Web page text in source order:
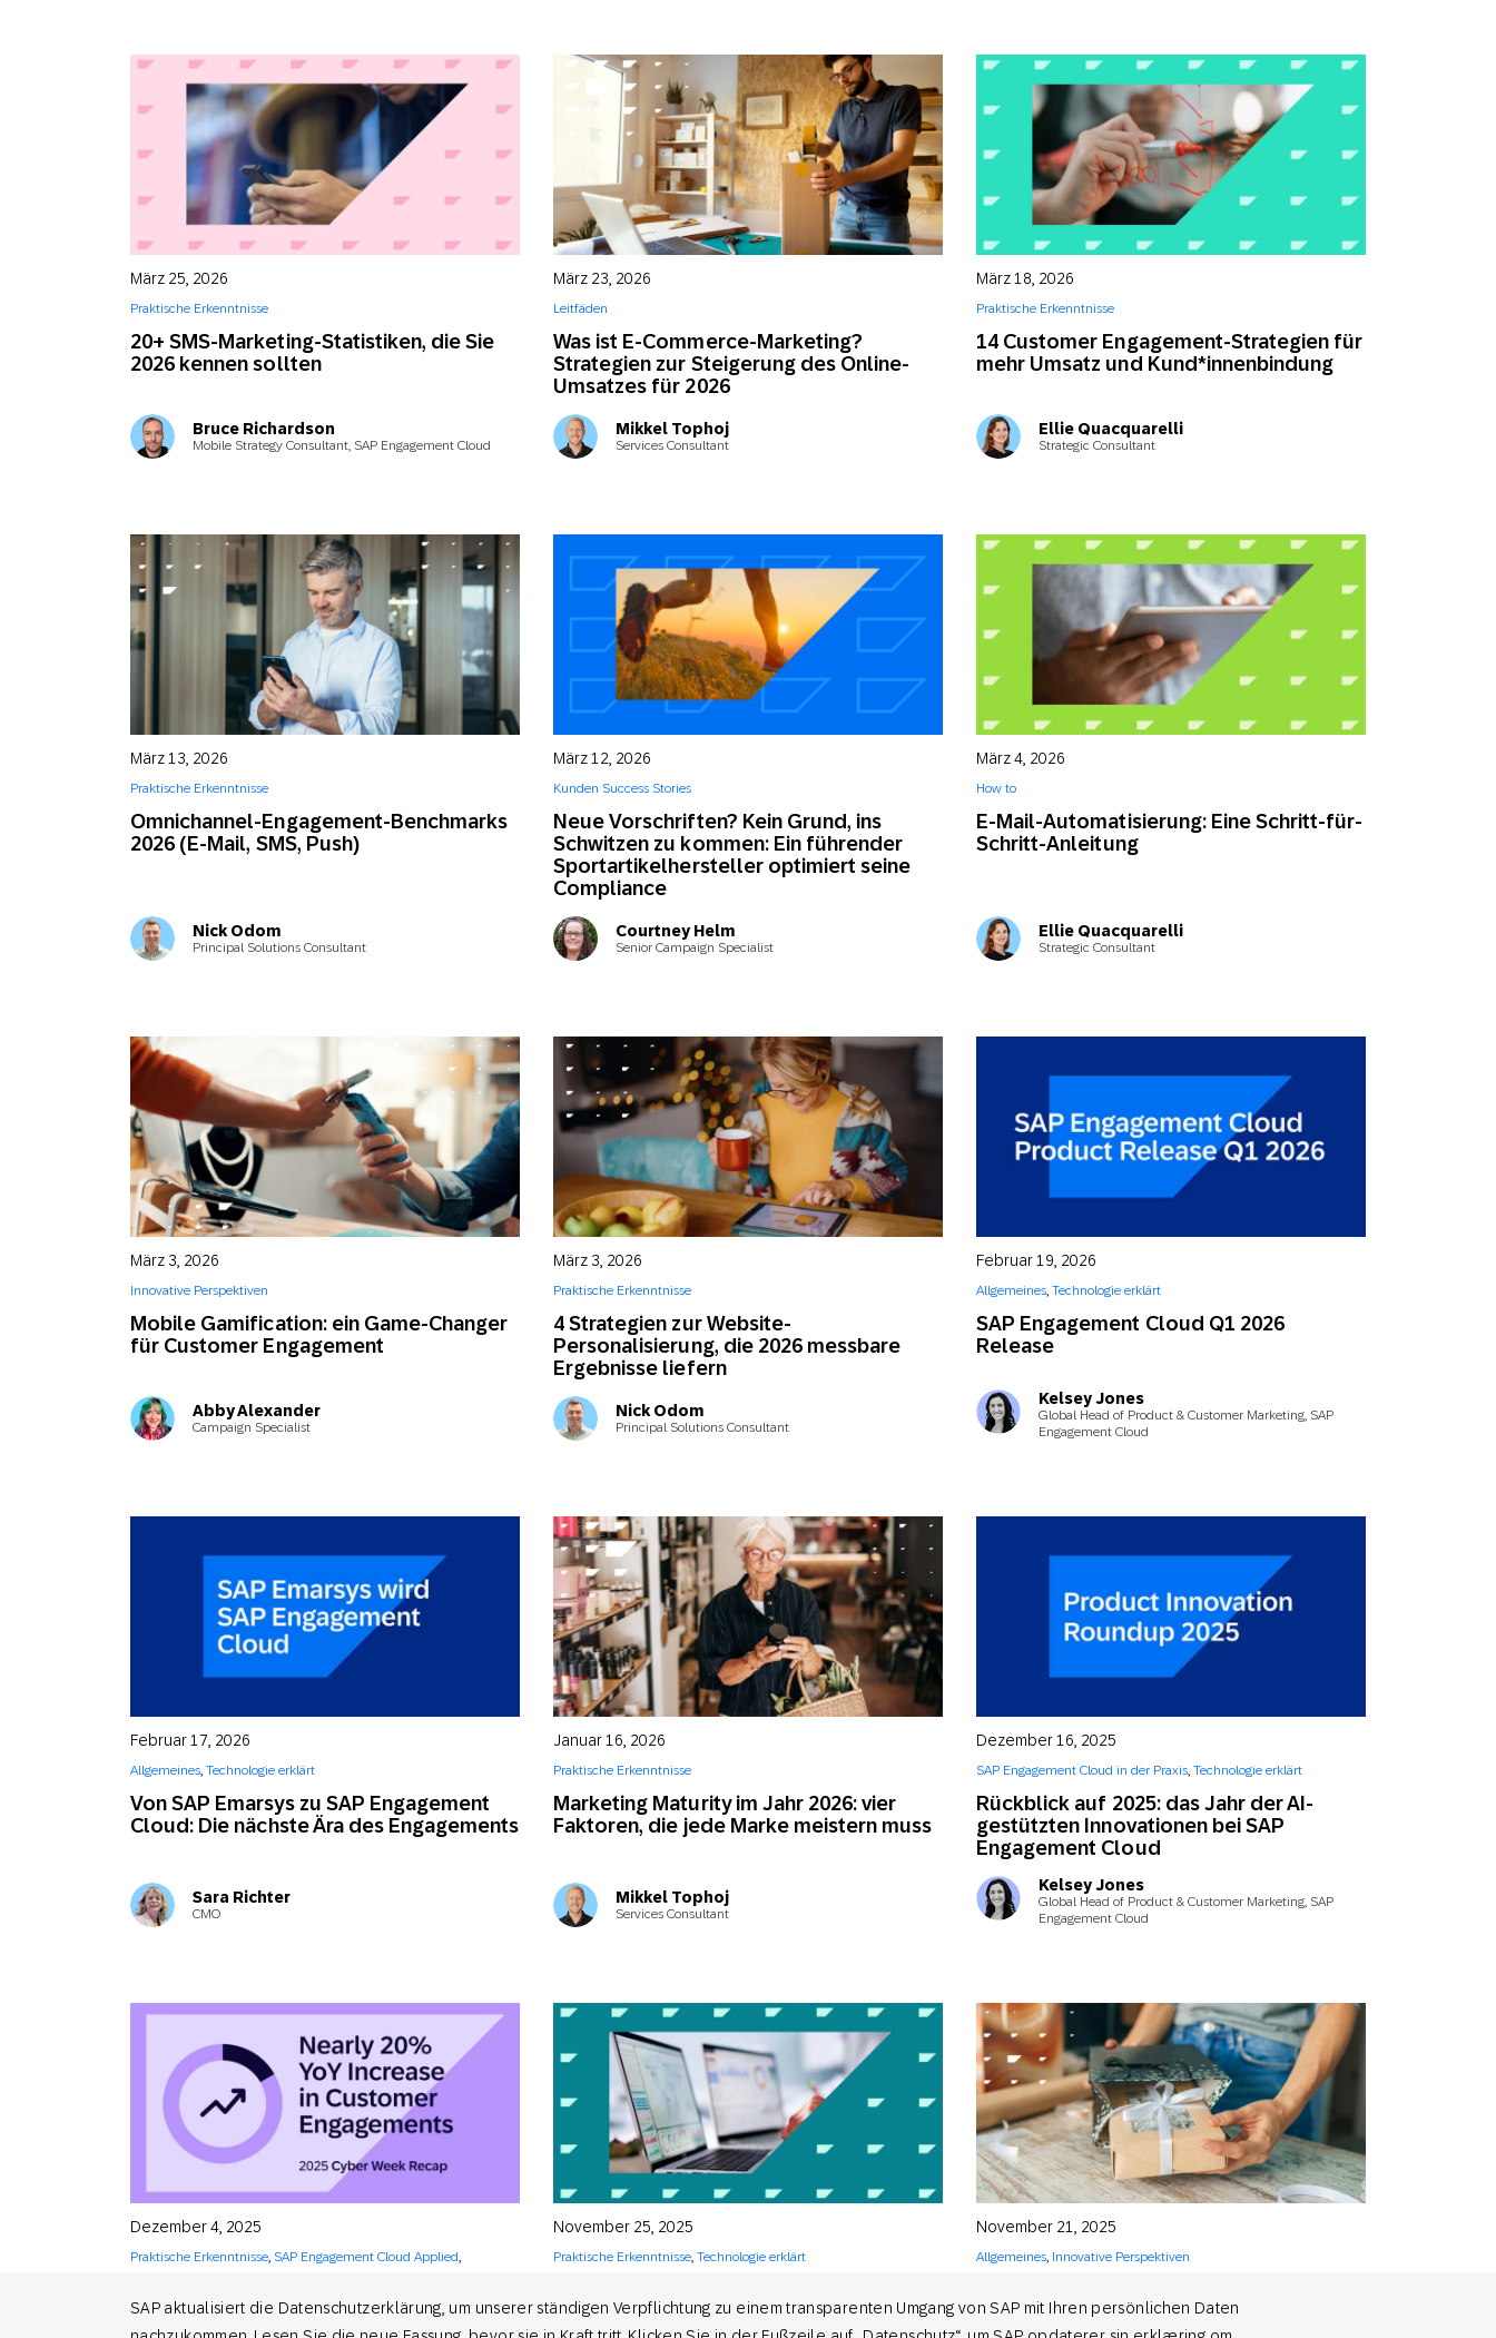
20+ SMS-Marketing-Statistiken, die Sie
2026 kennen sollten
März 25, 2026
Praktische Erkenntnisse
Bruce Richardson
Mobile Strategy Consultant, SAP Engagement Cloud
Was ist E-Commerce-Marketing?
Strategien zur Steigerung des Online-
Umsatzes für 2026
März 23, 2026
Leitfäden
Mikkel Tophoj
Services Consultant
14 Customer Engagement-Strategien für
mehr Umsatz und Kund*innenbindung
März 18, 2026
Praktische Erkenntnisse
Ellie Quacquarelli
Strategic Consultant
Omnichannel-Engagement-Benchmarks
2026 (E-Mail, SMS, Push)
März 13, 2026
Praktische Erkenntnisse
Nick Odom
Principal Solutions Consultant
Neue Vorschriften? Kein Grund, ins
Schwitzen zu kommen: Ein führender
Sportartikelhersteller optimiert seine
Compliance
März 12, 2026
Kunden Success Stories
Courtney Helm
Senior Campaign Specialist
E-Mail-Automatisierung: Eine Schritt-für-
Schritt-Anleitung
März 4, 2026
How to
Ellie Quacquarelli
Strategic Consultant
Mobile Gamification: ein Game-Changer
für Customer Engagement
März 3, 2026
Innovative Perspektiven
Abby Alexander
Campaign Specialist
4 Strategien zur Website-
Personalisierung, die 2026 messbare
Ergebnisse liefern
März 3, 2026
Praktische Erkenntnisse
Nick Odom
Principal Solutions Consultant
SAP Engagement Cloud Q1 2026
Release
Februar 19, 2026
Allgemeines, Technologie erklärt
Kelsey Jones
Global Head of Product & Customer Marketing, SAP
Engagement Cloud
Von SAP Emarsys zu SAP Engagement
Cloud: Die nächste Ära des Engagements
Februar 17, 2026
Allgemeines, Technologie erklärt
Sara Richter
CMO
Marketing Maturity im Jahr 2026: vier
Faktoren, die jede Marke meistern muss
Januar 16, 2026
Praktische Erkenntnisse
Mikkel Tophoj
Services Consultant
Rückblick auf 2025: das Jahr der AI-
gestützten Innovationen bei SAP
Engagement Cloud
Dezember 16, 2025
SAP Engagement Cloud in der Praxis, Technologie erklärt
Kelsey Jones
Global Head of Product & Customer Marketing, SAP
Engagement Cloud
Was die Feiertagssaison 2025 über die
Dezember 4, 2025
Praktische Erkenntnisse, SAP Engagement Cloud Applied,
führende Marken
November 25, 2025
Praktische Erkenntnisse, Technologie erklärt
Kund*innentreue in der Feiertagssaison
November 21, 2025
Allgemeines, Innovative Perspektiven
SAP aktualisiert die Datenschutzerklärung, um unserer ständigen Verpflichtung zu einem transparenten Umgang von SAP mit Ihren persönlichen Daten